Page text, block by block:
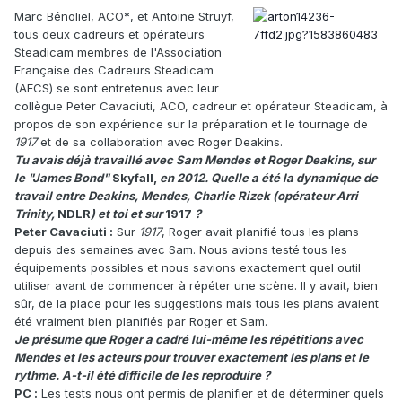
Marc Bénoliel, ACO*, et Antoine Struyf,
tous deux cadreurs et opérateurs
Steadicam membres de l'Association
Française des Cadreurs Steadicam
(AFCS) se sont entretenus avec leur
collègue Peter Cavaciuti, ACO, cadreur et opérateur Steadicam, à
propos de son expérience sur la préparation et le tournage de
1917et de sa collaboration avec Roger Deakins.
Tu avais déjà travaillé avec Sam Mendes et Roger Deakins, sur
le "James Bond"Skyfall, en 2012. Quelle a été la dynamique de
travail entre Deakins, Mendes, Charlie Rizek (opérateur Arri
Trinity, NDLR) et toi et sur1917 ?
Peter Cavaciuti : Sur 1917, Roger avait planifié tous les plans
depuis des semaines avec Sam. Nous avions testé tous les
équipements possibles et nous savions exactement quel outil
utiliser avant de commencer à répéter une scène. Il y avait, bien
sûr, de la place pour les suggestions mais tous les plans avaient
été vraiment bien planifiés par Roger et Sam.
Je présume que Roger a cadré lui-même les répétitions avec
Mendes et les acteurs pour trouver exactement les plans et le
rythme. A-t-il été difficile de les reproduire ?
PC : Les tests nous ont permis de planifier et de déterminer quels